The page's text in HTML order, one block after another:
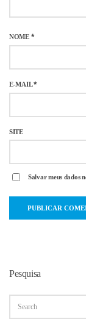
NOME *
E-MAIL*
SITE
Salvar meus dados
Pesquisa